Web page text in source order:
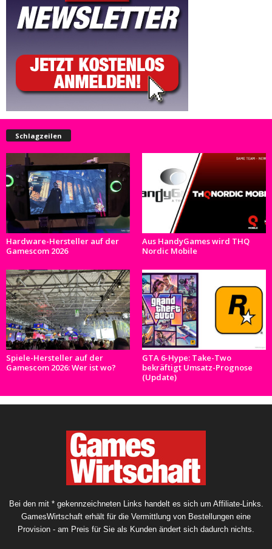
Schlagzeilen
Hardware-Hersteller auf der
Gamescom 2026
Aus HandyGames wird THQ
Nordic Mobile
Spiele-Hersteller auf der
Gamescom 2026: Wer ist wo?
GTA 6-Hype: Take-Two
bekräftigt Umsatz-Prognose
(Update)
Bei den mit * gekennzeichneten Links handelt es sich um Affiliate-Links.
GamesWirtschaft erhält für die Vermittlung von Bestellungen eine
Provision - am Preis für Sie als Kunden ändert sich dadurch nichts.